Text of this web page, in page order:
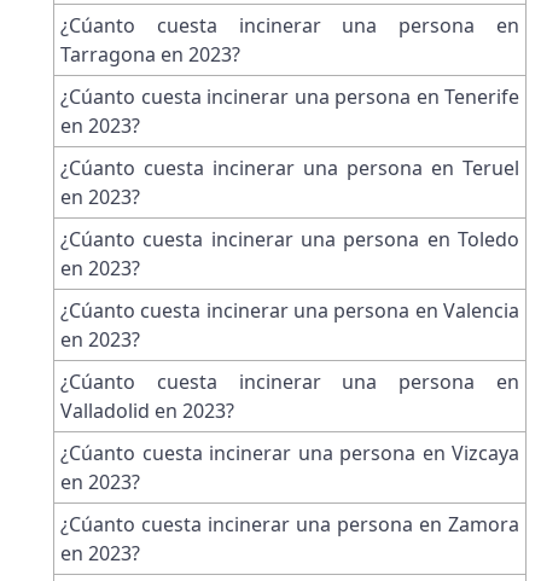
¿Cúanto cuesta incinerar una persona en
Tarragona en 2023?
¿Cúanto cuesta incinerar una persona en Tenerife
en 2023?
¿Cúanto cuesta incinerar una persona en Teruel
en 2023?
¿Cúanto cuesta incinerar una persona en Toledo
en 2023?
¿Cúanto cuesta incinerar una persona en Valencia
en 2023?
¿Cúanto cuesta incinerar una persona en
Valladolid en 2023?
¿Cúanto cuesta incinerar una persona en Vizcaya
en 2023?
¿Cúanto cuesta incinerar una persona en Zamora
en 2023?